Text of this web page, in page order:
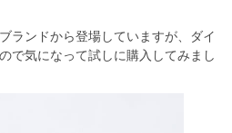
ランドから登場していますが、ダイ
で気になって試しに購入してみまし